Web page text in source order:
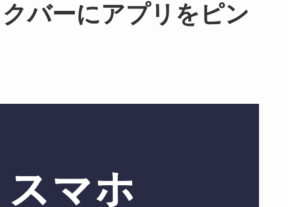
バーにアプリをピン